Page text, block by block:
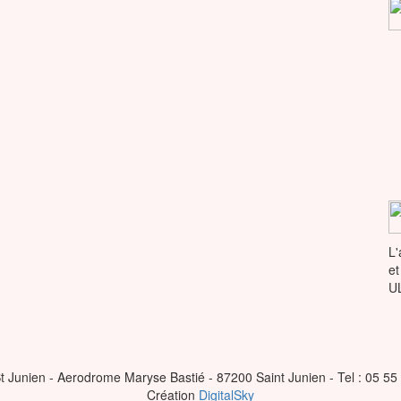
Junien - Aerodrome Maryse Bastié - 87200 Saint Junien - Tel : 05
Création DigitalSky